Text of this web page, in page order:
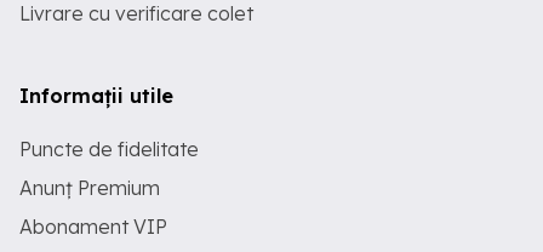
Livrare cu verificare colet
Informații utile
Puncte de fidelitate
Anunț Premium
Abonament VIP